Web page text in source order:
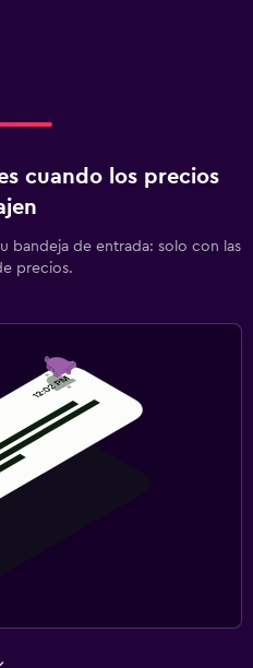
cuando los precios
bandeja de entrada: solo con las
precios.